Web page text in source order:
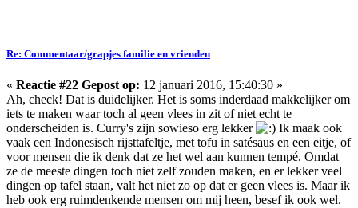
Re: Commentaar/grapjes familie en vrienden
« Reactie #22 Gepost op: 12 januari 2016, 15:40:30 »
Ah, check! Dat is duidelijker. Het is soms inderdaad makkelijker om
iets te maken waar toch al geen vlees in zit of niet echt te
onderscheiden is. Curry's zijn sowieso erg lekker
Ik maak ook
vaak een Indonesisch rijsttafeltje, met tofu in satésaus en een eitje, of
voor mensen die ik denk dat ze het wel aan kunnen tempé. Omdat
ze de meeste dingen toch niet zelf zouden maken, en er lekker veel
dingen op tafel staan, valt het niet zo op dat er geen vlees is. Maar ik
heb ook erg ruimdenkende mensen om mij heen, besef ik ook wel.